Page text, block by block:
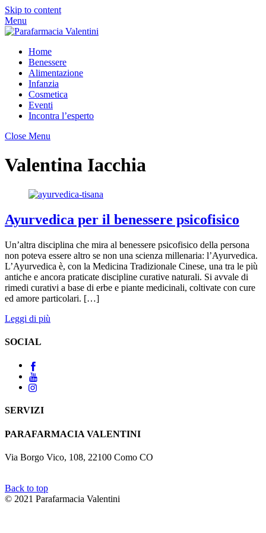
Skip to content
Menu
Home
Benessere
Alimentazione
Infanzia
Cosmetica
Eventi
Incontra l’esperto
Close Menu
Valentina Iacchia
Ayurvedica per il benessere psicofisico
Un’altra disciplina che mira al benessere psicofisico della persona
non poteva essere altro se non una scienza millenaria: l’Ayurvedica.
L’Ayurvedica è, con la Medicina Tradizionale Cinese, una tra le più
antiche e ancora praticate discipline curative naturali. Si avvale di
rimedi curativi a base di erbe e piante medicinali, coltivate con cure
ed amore particolari. […]
Leggi di più
SOCIAL
SERVIZI
PARAFARMACIA VALENTINI
Via Borgo Vico, 108, 22100 Como CO
Back to top
© 2021 Parafarmacia Valentini